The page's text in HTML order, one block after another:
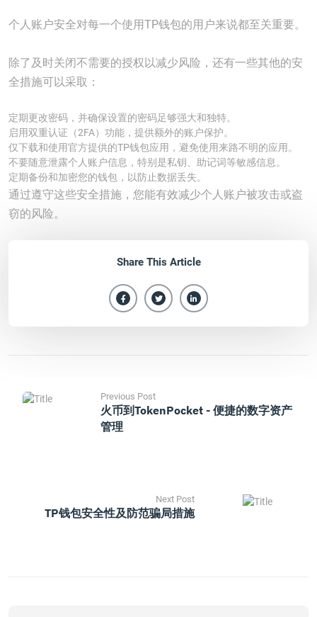
个人账户安全对每一个使用TP钱包的用户来说都至关重要。
除了及时关闭不需要的授权以减少风险，还有一些其他的安
全措施可以采取：
定期更改密码，并确保设置的密码足够强大和独特。
启用双重认证（2FA）功能，提供额外的账户保护。
仅下载和使用官方提供的TP钱包应用，避免使用来路不明的应用。
不要随意泄露个人账户信息，特别是私钥、助记词等敏感信息。
定期备份和加密您的钱包，以防止数据丢失。
通过遵守这些安全措施，您能有效减少个人账户被攻击或盗
窃的风险。
Share This Article
Previous Post
火币到TokenPocket - 便捷的数字资产
管理
Next Post
TP钱包安全性及防范骗局措施